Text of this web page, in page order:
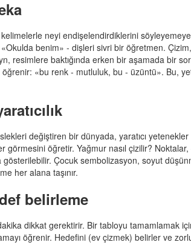
neyi endişelendirdiklerini
benim» - dişleri sivri bir öğretmen. Çizim,
resimlere baktığında erken bir aşamada bir
öğrenir: «bu renk - mutluluk, bu - üzüntü». Bu,
değiştiren bir dünyada, yaratıcı
görmesini öğretir. Yağmur nasıl çizilir?
Çocuk sembolizasyon, soyut
her alana taşınır.
belirleme
dikkat gerektirir. Bir tabloyu tamamlamak
öğrenir. Hedefini (ev çizmek) belirler ve